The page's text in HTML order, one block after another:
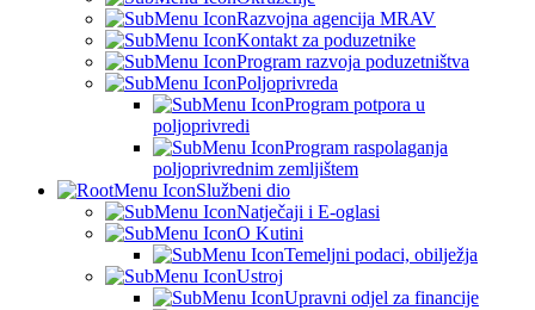
Razvojna agencija MRAV
Kontakt za poduzetnike
Program razvoja poduzetništva
Poljoprivreda
Program potpora u
poljoprivredi
Program raspolaganja
poljoprivrednim zemljištem
Službeni dio
Natječaji i E-oglasi
O Kutini
Temeljni podaci, obilježja
Ustroj
Upravni odjel za financije